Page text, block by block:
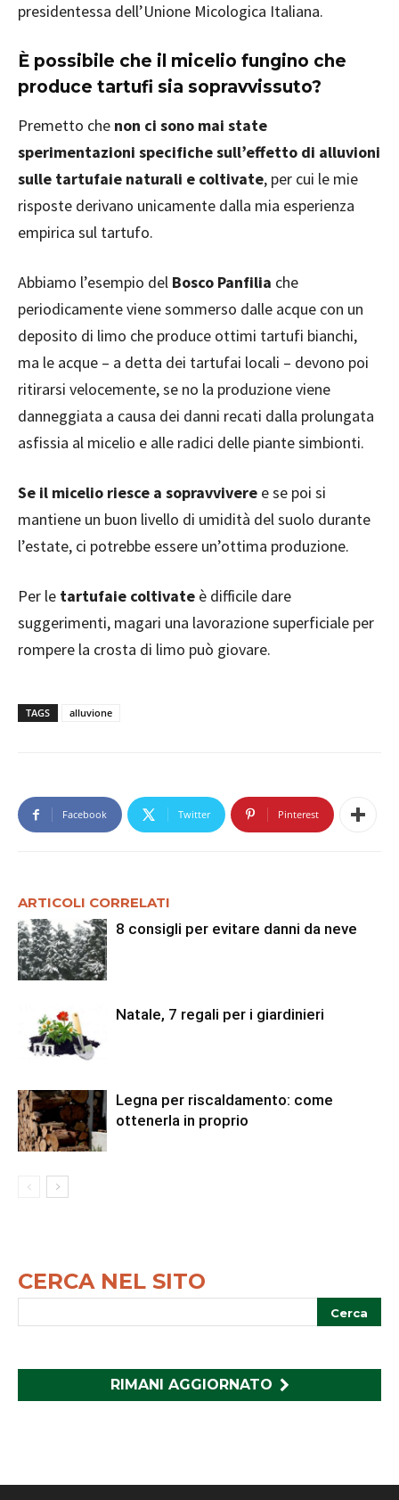
presidentessa dell’Unione Micologica Italiana.
È possibile che il micelio fungino che
produce tartufi sia sopravvissuto?
Premetto che non ci sono mai state
sperimentazioni specifiche sull’effetto di alluvioni
sulle tartufaie naturali e coltivate, per cui le mie
risposte derivano unicamente dalla mia esperienza
empirica sul tartufo.
Abbiamo l’esempio del Bosco Panfilia che
periodicamente viene sommerso dalle acque con un
deposito di limo che produce ottimi tartufi bianchi,
ma le acque – a detta dei tartufai locali – devono poi
ritirarsi velocemente, se no la produzione viene
danneggiata a causa dei danni recati dalla prolungata
asfissia al micelio e alle radici delle piante simbionti.
Se il micelio riesce a sopravvivere e se poi si
mantiene un buon livello di umidità del suolo durante
l’estate, ci potrebbe essere un’ottima produzione.
Per le tartufaie coltivate è difficile dare
suggerimenti, magari una lavorazione superficiale per
rompere la crosta di limo può giovare.
TAGS alluvione
Facebook Twitter Pinterest
ARTICOLI CORRELATI
8 consigli per evitare danni da neve
Natale, 7 regali per i giardinieri
Legna per riscaldamento: come
ottenerla in proprio
CERCA NEL SITO
RIMANI AGGIORNATO